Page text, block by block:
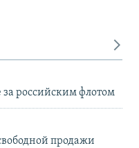
российским флотом
продажи